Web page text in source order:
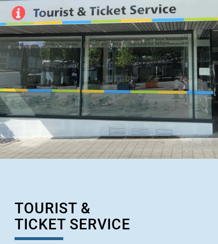
TOURIST &
TICKET SERVICE